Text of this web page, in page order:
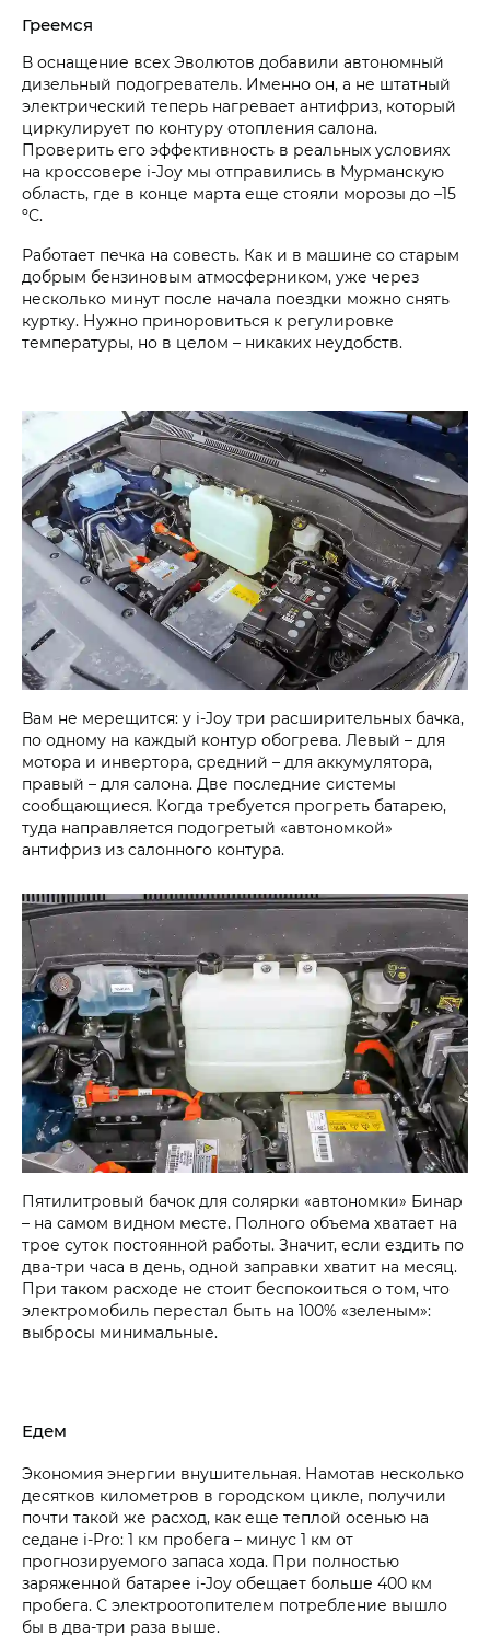
Греемся
В оснащение всех Эволютов добавили автономный
дизельный подогреватель. Именно он, а не штатный
электрический теперь нагревает антифриз, который
циркулирует по контуру отопления салона.
Проверить его эффективность в реальных условиях
на кроссовере i‑Joy мы отправились в Мурманскую
область, где в конце марта еще стояли морозы до –15
ºС.
Работает печка на совесть. Как и в машине со старым
добрым бензиновым атмосферником, уже через
несколько минут после начала поездки можно снять
куртку. Нужно приноровиться к регулировке
температуры, но в целом – никаких неудобств.
Вам не мерещится: у i‑Joy три расширительных бачка,
по одному на каждый контур обогрева. Левый – для
мотора и инвертора, средний – для аккумулятора,
правый – для салона. Две последние системы
сообщающиеся. Когда требуется прогреть батарею,
туда направляется подогретый «автономкой»
антифриз из салонного контура.
Пятилитровый бачок для солярки «автономки» Бинар
– на самом видном месте. Полного объема хватает на
трое суток постоянной работы. Значит, если ездить по
два-три часа в день, одной заправки хватит на месяц.
При таком расходе не стоит беспокоиться о том, что
электромобиль перестал быть на 100% «зеленым»:
выбросы минимальные.
Едем
Экономия энергии внушительная. Намотав несколько
десятков километров в городском цикле, получили
почти такой же расход, как еще теплой осенью на
седане i‑Pro: 1 км пробега – минус 1 км от
прогнозируемого запаса хода. При полностью
заряженной батарее i‑Joy обещает больше 400 км
пробега. С электроотопителем потребление вышло
бы в два-три раза выше.